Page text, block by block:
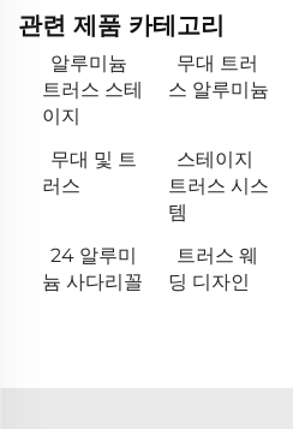
관련 제품 카테고리
알루미늄
트러스 스테
이지
무대 트러
스 알루미늄
무대 및 트
러스
스테이지
트러스 시스
템
24 알루미
늄 사다리꼴
트러스 웨
딩 디자인